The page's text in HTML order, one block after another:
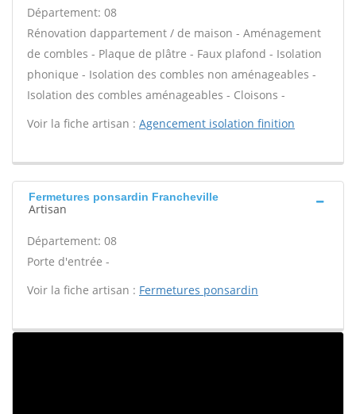
Département: 08
Rénovation dappartement / de maison - Aménagement
de combles - Plaque de plâtre - Faux plafond - Isolation
phonique - Isolation des combles non aménageables -
Isolation des combles aménageables - Cloisons -
Voir la fiche artisan : Agencement isolation finition
Fermetures ponsardin Francheville
Artisan
Département: 08
Porte d'entrée -
Voir la fiche artisan : Fermetures ponsardin